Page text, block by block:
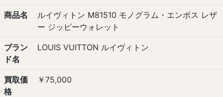
商品名
ルイヴィトン M81510 モノグラム・エンボス レザ
ー ジッピーウォレット
ブラン
ド名
LOUIS VUITTON ルイヴィトン
買取価
格
￥75,000